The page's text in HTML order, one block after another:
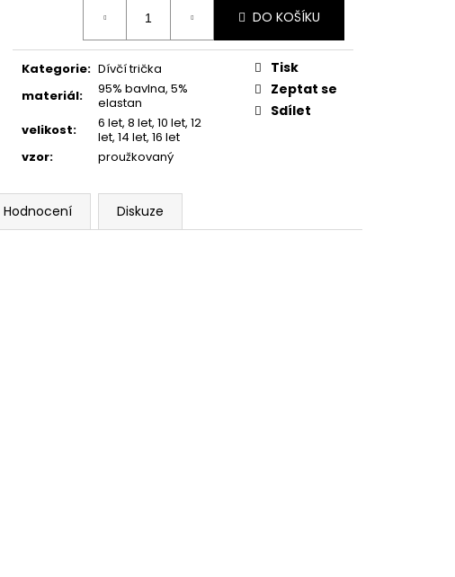
DO KOŠÍKU
Kategorie: Dívčí trička
materiál:
95% bavlna, 5%
elastan
velikost:
6 let, 8 let, 10 let, 12
let, 14 let, 16 let
vzor: proužkovaný
Tisk
Zeptat se
Sdílet
Hodnocení Diskuze